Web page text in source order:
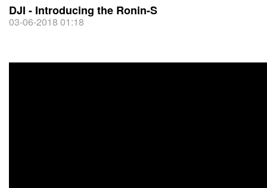
DJI - Introducing the Ronin-S
03-06-2018 01:18